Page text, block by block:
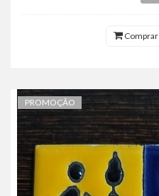
Comprar
PROMOÇÃO